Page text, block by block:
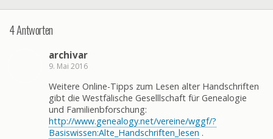
4 Antworten
archivar
9. Mai 2016
Weitere Online-Tipps zum Lesen alter Handschriften
gibt die Westfälische Geselllschaft für Genealogie
und Familienbforschung:
http://www.genealogy.net/vereine/wggf/?
Basiswissen:Alte_Handschriften_lesen .